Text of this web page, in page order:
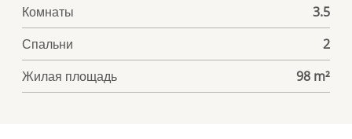
Комнаты
3.5
Спальни
2
Жилая площадь
98 m²